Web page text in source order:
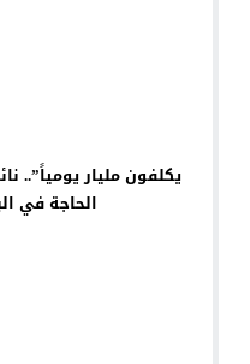
يكلفون مليار
الحاجة في